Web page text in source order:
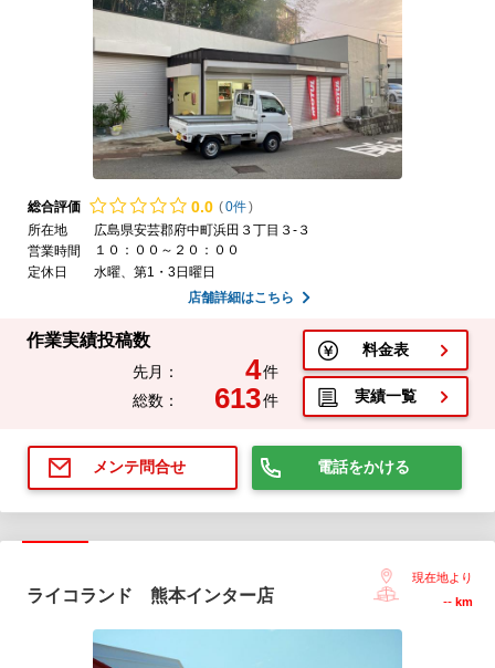
総合評価 0.0 (0件)
所在地
広島県安芸郡府中町浜田３丁目３-３
営業時間
１０：００～２０：００
定休日
水曜、第1・3日曜日
店舗詳細はこちら
作業実績投稿数
先月： 4件
総数：
613件
料金表
実績一覧
メンテ問合せ 電話をかける
ライコランド 熊本インター店
現在地より
-- km